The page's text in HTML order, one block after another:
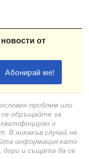
от
проблем или
се обръщайте за
и
В никакъв случай не
информация като
дори и същата да се